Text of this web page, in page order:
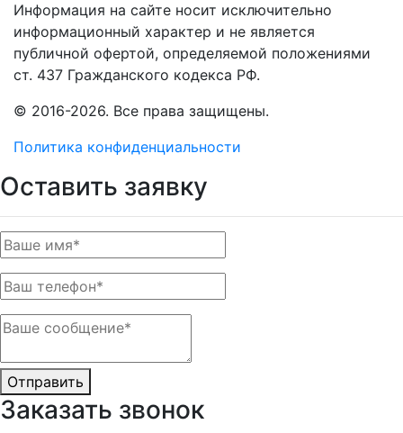
Информация на сайте носит исключительно
информационный характер и не является
публичной офертой, определяемой положениями
ст. 437 Гражданского кодекса РФ.
© 2016-2026. Все права защищены.
Политика конфиденциальности
Оставить заявку
Отправить
Заказать звонок